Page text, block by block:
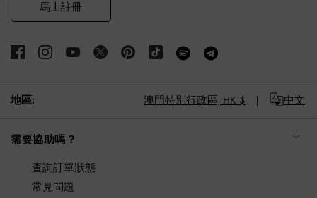
馬上註冊
地區: 澳門特別行政區, HK $ 中文
需要協助嗎？
查詢訂單狀態
常見問題